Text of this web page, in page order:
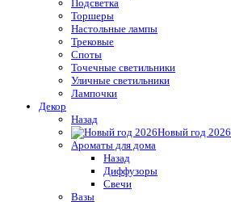
Подсветка
Торшеры
Настольные лампы
Трековые
Споты
Точечные светильники
Уличные светильники
Лампочки
Декор
Назад
Новый год 2026
Ароматы для дома
Назад
Диффузоры
Свечи
Вазы